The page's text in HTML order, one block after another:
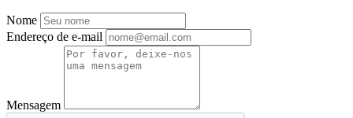
Nome
Endereço de e-mail
Mensagem